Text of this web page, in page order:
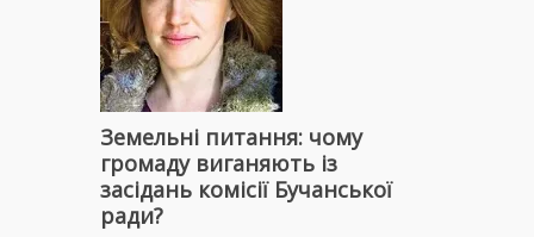
Земельні питання: чому
громаду виганяють із
засідань комісії Бучанської
ради?